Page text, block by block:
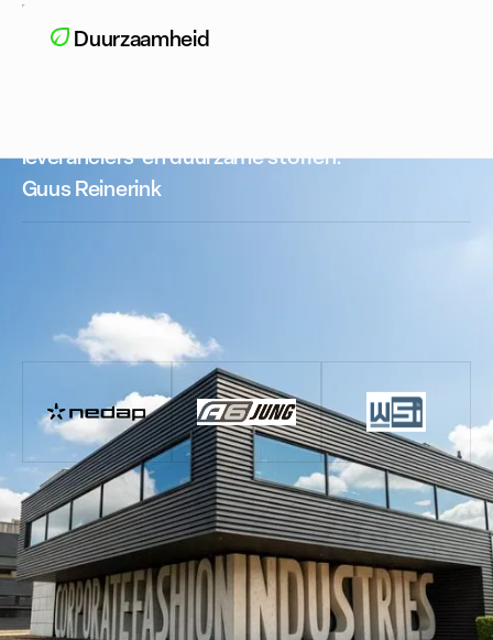
Duurzaamheid
leveranciers en duurzame stoffen.
Guus Reinerink
CORPORATE FASHION ZONDER COMPROMIS.